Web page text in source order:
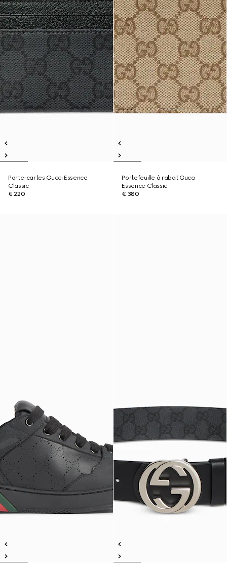
Porte-cartes Gucci Essence
Classic
€ 220
Portefeuille à rabat Gucci
Essence Classic
€ 380